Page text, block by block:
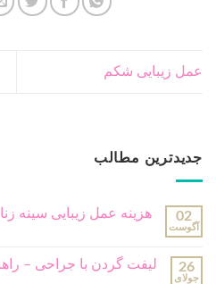
عمل زیبایی شکم
جدیدترین مطالب
02
آگوست
هزینه عمل زیبایی سینه
26
جولای
لیفت گردن با جراحی –